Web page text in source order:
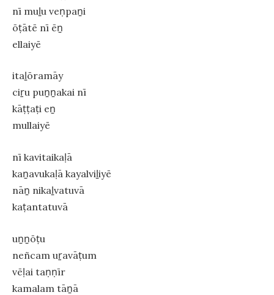
nī muḻu veṇpaṉi
ōṭātē nī ēṉ
ellaiyē
itaḻōramāy
ciṟu puṉṉakai nī
kāṭṭaṭi eṉ
mullaiyē
nī kavitaikaḷā
kaṉavukaḷā kayalviḻiyē
nāṉ nikaḻvatuvā
kaṭantatuvā
uṉṉōṭu
neñcam uṟavāṭum
vēḷai taṇṇīr
kamalam tāṉā